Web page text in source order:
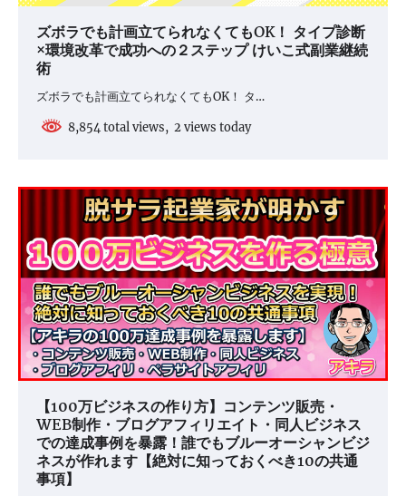
ズボラでも計画立てられなくてもOK！ タイプ診断
×環境改革で成功への２ステップ けいこ式副業継続
術
ズボラでも計画立てられなくてもOK！ タ…
8,854 total views, 2 views today
【100万ビジネスの作り方】コンテンツ販売・
WEB制作・ブログアフィリエイト・同人ビジネス
での達成事例を暴露！誰でもブルーオーシャンビジ
ネスが作れます【絶対に知っておくべき10の共通
事項】